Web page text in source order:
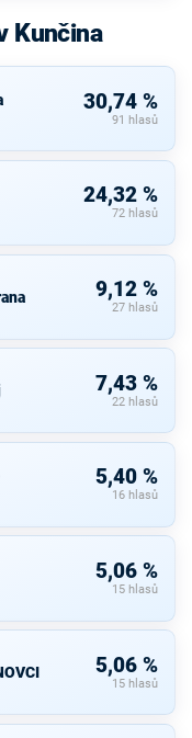
Kunčina
30,74 %
91 hlasů
24,32 %
72 hlasů
9,12 %
27 hlasů
7,43 %
22 hlasů
5,40 %
16 hlasů
5,06 %
15 hlasů
5,06 %
15 hlasů